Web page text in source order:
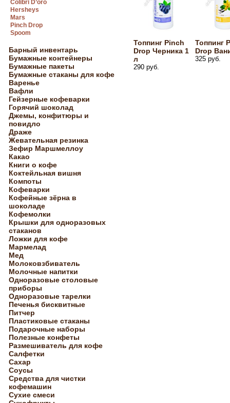
Colibri D’oro
Hersheys
Mars
Pinch Drop
Spoom
Барный инвентарь
Бумажные контейнеры
Бумажные пакеты
Бумажные стаканы для кофе
Варенье
Вафли
Гейзерные кофеварки
Горячий шоколад
Джемы, конфитюры и
повидло
Драже
Жевательная резинка
Зефир Маршмеллоу
Какао
Книги о кофе
Коктейльная вишня
Компоты
Кофеварки
Кофейные зёрна в
шоколаде
Кофемолки
Крышки для одноразовых
стаканов
Ложки для кофе
Мармелад
Мед
Молоковзбиватель
Молочные напитки
Одноразовые столовые
приборы
Одноразовые тарелки
Печенья бисквитные
Питчер
Пластиковые стаканы
Подарочные наборы
Полезные конфеты
Размешиватель для кофе
Салфетки
Сахар
Соусы
Средства для чистки
кофемашин
Сухие смеси
Топпинг Pinch
Drop Черника 1
л
290 руб.
Топпинг
Drop
325 руб.